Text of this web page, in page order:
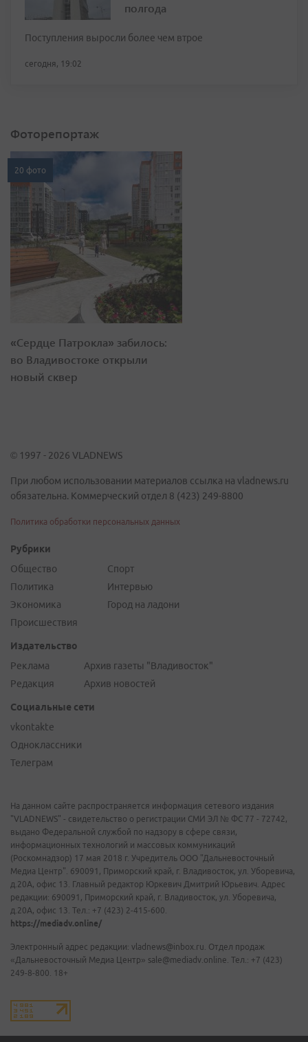
полгода
Поступления выросли более чем втрое
сегодня, 19:02
Фоторепортаж
20 фото
«Сердце Патрокла» забилось:
во Владивостоке открыли
новый сквер
© 1997 - 2026 VLADNEWS
При любом использовании материалов ссылка на vladnews.ru
обязательна. Коммерческий отдел 8 (423) 249-8800
Политика обработки персональных данных
Рубрики
Общество
Политика
Экономика
Происшествия
Спорт
Интервью
Город на ладони
Издательство
Реклама
Редакция
Архив газеты "Владивосток"
Архив новостей
Социальные сети
vkontakte
Одноклассники
Телеграм
На данном сайте распространяется информация сетевого издания
"VLADNEWS" - свидетельство о регистрации СМИ ЭЛ № ФС 77 - 72742,
выдано Федеральной службой по надзору в сфере связи,
информационных технологий и массовых коммуникаций
(Роскомнадзор) 17 мая 2018 г. Учредитель ООО "Дальневосточный
Медиа Центр". 690091, Приморский край, г. Владивосток, ул. Уборевича,
д.20А, офис 13. Главный редактор Юркевич Дмитрий Юрьевич. Адрес
редакции: 690091, Приморский край, г. Владивосток, ул. Уборевича,
д.20А, офис 13. Тел.: +7 (423) 2-415-600.
https://mediadv.online/
Электронный адрес редакции: vladnews@inbox.ru. Отдел продаж
«Дальневосточный Медиа Центр» sale@mediadv.online. Тел.: +7 (423)
249-8-800. 18+